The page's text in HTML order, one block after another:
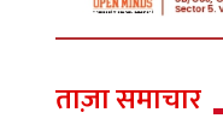
ताज़ा समाचार